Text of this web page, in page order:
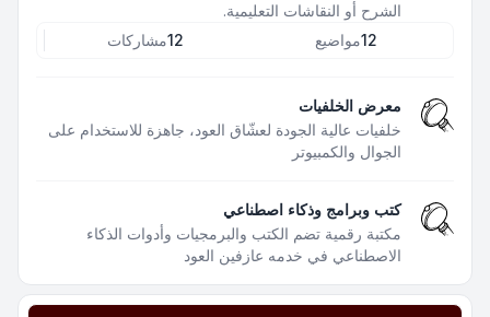
الشرح أو النقاشات التعليمية.
12مواضيع 12مشاركات
معرض الخلفيات
خلفيات عالية الجودة لعشّاق العود، جاهزة للاستخدام على
الجوال والكمبيوتر
كتب وبرامج وذكاء اصطناعي
مكتبة رقمية تضم الكتب والبرمجيات وأدوات الذكاء
الاصطناعي في خدمه عازفين العود